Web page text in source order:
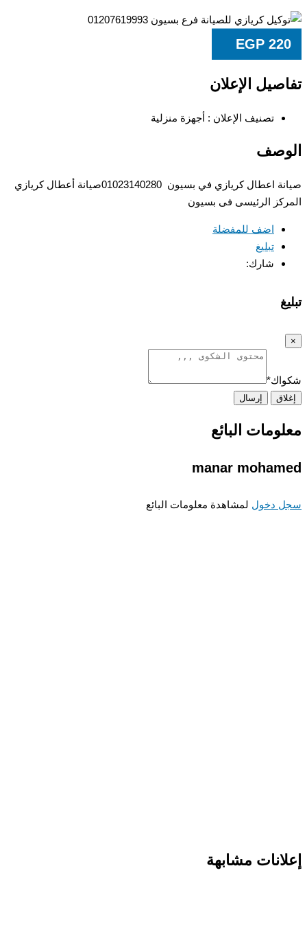
EGP
الإعلان
تصنيف الإعلان :أجهزة منزلية
صيانة اعطال كريازي في بسيون 01023140280صيانة أعطال كريازي
الرئيسى فى بسيون
اضف للمفضلة
تبليغ
شارك:
*
إرسال
البائع
manar
دخوللمشاهدة معلومات البائع
مشابهة